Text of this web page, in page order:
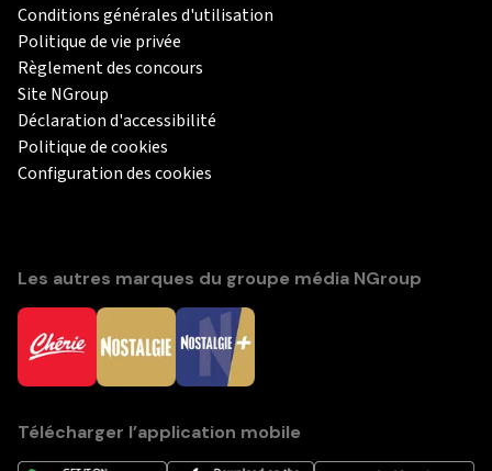
Conditions générales d'utilisation
Politique de vie privée
Règlement des concours
Site NGroup
Déclaration d'accessibilité
Politique de cookies
Configuration des cookies
Les autres marques du groupe média NGroup
Télécharger l’application mobile